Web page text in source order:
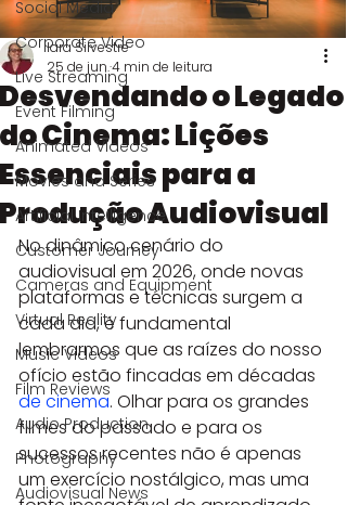
Social Media
Corporate Video
Live Streaming
Event Filming
Animated Videos
Movies and Series
Artificial Intelligence
Customer Journey
Cameras and Equipment
Virtual Reality
Music Videos
Film Reviews
Audio Production
Photography
Audiovisual News
Desvendando o Legado
do Cinema: Lições
Essenciais para a
Produção Audiovisual
Iara Silvestre
25 de jun.4 min de leitura
No dinâmico cenário do
audiovisual em 2026, onde novas
plataformas e técnicas surgem a
cada dia, é fundamental
lembrarmos que as raízes do nosso
ofício estão fincadas em décadas
de cinema. Olhar para os grandes
filmes do passado e para os
sucessos recentes não é apenas
um exercício nostálgico, mas uma